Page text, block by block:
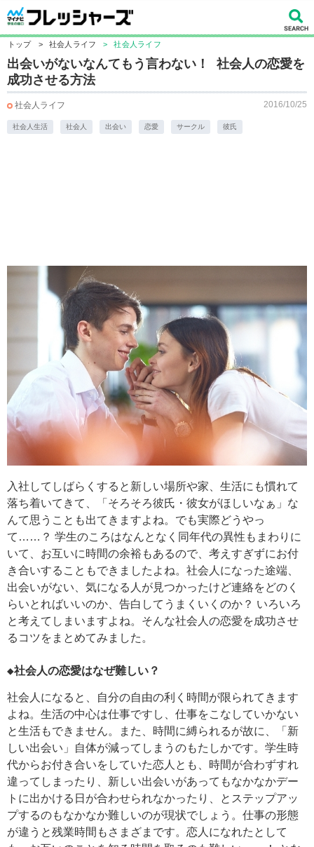
トップ > 社会人ライフ > 社会人ライフ
出会いがないなんてもう言わない！ 社会人の恋愛を
成功させる方法
社会人ライフ 2016/10/25
社会人生活 社会人 出会い 恋愛 サークル 彼氏
入社してしばらくすると新しい場所や家、生活にも慣れて
落ち着いてきて、「そろそろ彼氏・彼女がほしいなぁ」な
んて思うことも出てきますよね。でも実際どうやっ
て……？ 学生のころはなんとなく同年代の異性もまわりに
いて、お互いに時間の余裕もあるので、考えすぎずにお付
き合いすることもできましたよね。社会人になった途端、
出会いがない、気になる人が見つかったけど連絡をどのく
らいとればいいのか、告白してうまくいくのか？ いろいろ
と考えてしまいますよね。そんな社会人の恋愛を成功させ
るコツをまとめてみました。
◆社会人の恋愛はなぜ難しい？
社会人になると、自分の自由の利く時間が限られてきます
よね。生活の中心は仕事ですし、仕事をこなしていかない
と生活もできません。また、時間に縛られるが故に、「新
しい出会い」自体が減ってしまうのもたしかです。学生時
代からお付き合いをしていた恋人とも、時間が合わずすれ
違ってしまったり、新しい出会いがあってもなかなかデー
トに出かける日が合わせられなかったり、とステップアッ
プするのもなかなか難しいのが現状でしょう。仕事の形態
が違うと残業時間もさまざまです。恋人になれたとして